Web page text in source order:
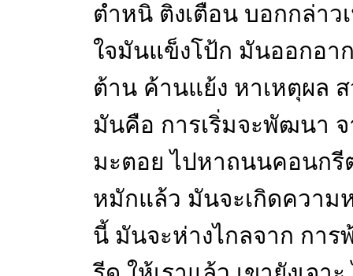
ตำหนิ ติงเตือน บอกกล่าว
ใจมันแข็งโป้ก มันออกอา
ต้าน ค้านแย้ง หาเหตุผล
มันคือ การเริ่มจะพัฒนา
มะตอย ไปหาถนนคอนกรี
หมักแล้ว มันจะเกิดควา
นี้ มันจะห่างไกลจาก กา